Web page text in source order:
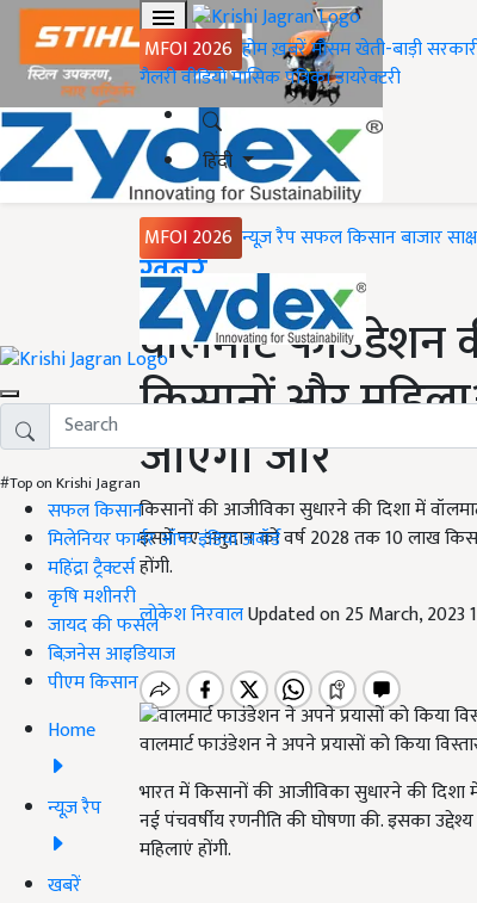
MFOI 2026 होमख़बरेंमौसमखेती-बाड़ी
गैलरीवीडियोमासिक पत्रिकाडायरेक्टरी
हिंदी
MFOI 2026 न्यूज़ रैपसफल किसानबाजार
#Top on Krishi Jagran
सफल किसान
मिलेनियर फार्मर ऑफ इंडिया अवॉर्ड
महिंद्रा ट्रैक्टर्स
कृषि मशीनरी
जायद की फसल
बिज़नेस आइडियाज
पीएम किसान
Home
न्यूज़ रैप
खबरें
Home
ख़बरें
वालमार्ट फाउंडेशन
किसानों और
जाएगा जोर
किसानों की आजीविका सुधारने की दिशा में
इसमें नए अनुदान को वर्ष 2028 तक 10 लाख
होंगी.
लोकेश निरवालUpdated on 25 March, 2023
वालमार्ट फाउंडेशन ने अपने प्रयासों को किया
भारत में किसानों की आजीविका सुधारने की दिशा
नई पंचवर्षीय रणनीति की घोषणा की. इसका
महिलाएं होंगी.